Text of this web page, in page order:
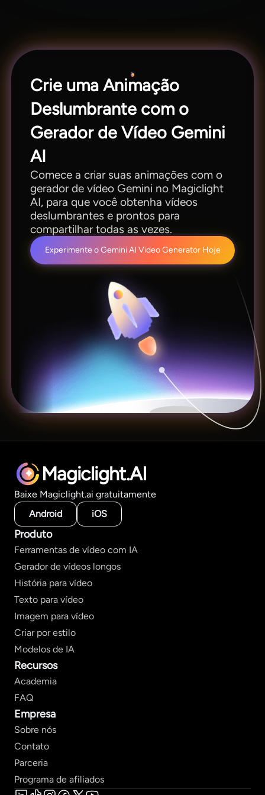
Crie uma Animação
Deslumbrante com o
Gerador de Vídeo Gemini
AI
Comece a criar suas animações com o
gerador de vídeo Gemini no Magiclight
AI, para que você obtenha vídeos
deslumbrantes e prontos para
compartilhar todas as vezes.
Experimente o Gemini AI Video Generator Hoje
Magiclight.AI
Baixe Magiclight.ai gratuitamente
Android
iOS
Produto
Ferramentas de vídeo com IA
Gerador de vídeos longos
História para vídeo
Texto para vídeo
Imagem para vídeo
Criar por estilo
Modelos de IA
Recursos
Academia
FAQ
Empresa
Sobre nós
Contato
Parceria
Programa de afiliados